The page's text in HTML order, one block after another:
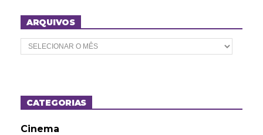
ARQUIVOS
A
r
o
sCATEGORIAS
Cinema